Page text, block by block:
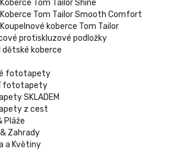
Koberce Tom Tailor Shine
Koberce Tom Tailor Smooth Comfort
Koupelnové koberce Tom Tailor
protiskluzové podložky
dětské koberce
fototapety
fototapety
SKLADEM
z cest
Pláže
Zahrady
a Květiny